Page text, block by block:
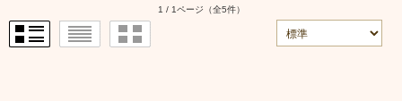
1 / 1ページ （全5件）